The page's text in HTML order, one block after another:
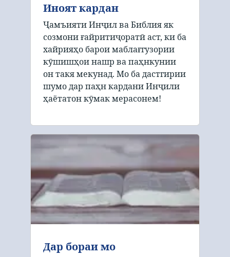
Иноят кардан
Ҷамъияти Инҷил ва Библия як
созмони ғайритиҷоратӣ аст, ки ба
хайрияҳо барои маблағгузории
кӯшишҳои нашр ва паҳнкунии
он такя мекунад. Мо ба дастгирии
шумо дар паҳн кардани Инҷили
ҳаётатон кӯмак мерасонем!
Дар бораи мо